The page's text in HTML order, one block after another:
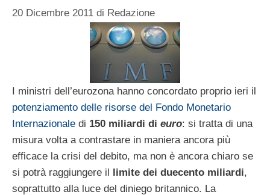
20 Dicembre 2011 di Redazione
I ministri dell’eurozona hanno concordato proprio ieri il
potenziamento delle risorse del Fondo Monetario
Internazionale di 150 miliardi di euro: si tratta di una
misura volta a contrastare in maniera ancora più
efficace la crisi del debito, ma non è ancora chiaro se
si potrà raggiungere il limite dei duecento miliardi,
soprattutto alla luce del diniego britannico. La